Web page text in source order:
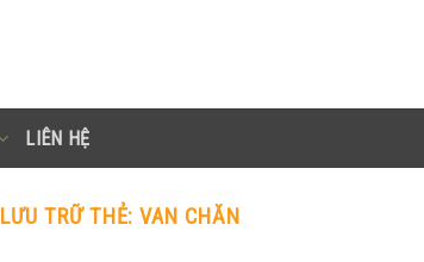
LIÊN HỆ
LƯU TRỮ THẺ:VAN CHĂN